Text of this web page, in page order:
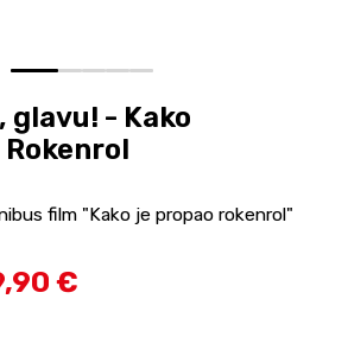
0 1 2 3 4
glavu! - Kako
film "Kako je propao rokenrol"
€